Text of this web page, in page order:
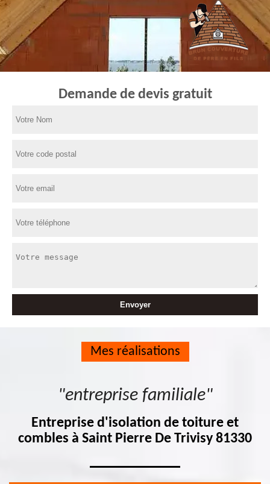
Demande de devis gratuit
Mes réalisations
"entreprise familiale"
Entreprise d'isolation de toiture et
combles à Saint Pierre De Trivisy 81330